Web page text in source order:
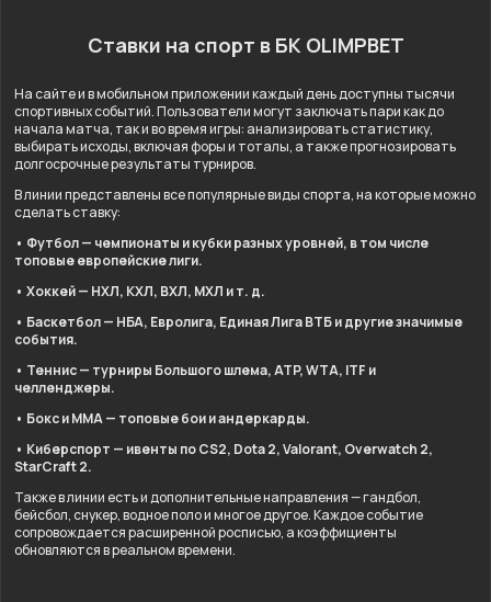
Ставки на спорт в БК OLIMPBET
На сайте и в мобильном приложении каждый день доступны тысячи
спортивных событий. Пользователи могут заключать пари как до
начала матча, так и во время игры: анализировать статистику,
выбирать исходы, включая форы и тоталы, а также прогнозировать
долгосрочные результаты турниров.
В линии представлены все популярные виды спорта, на которые можно
сделать ставку:
• Футбол — чемпионаты и кубки разных уровней, в том числе
топовые европейские лиги.
• Хоккей — НХЛ, КХЛ, ВХЛ, МХЛ и т. д.
• Баскетбол — НБА, Евролига, Единая Лига ВТБ и другие значимые
события.
• Теннис — турниры Большого шлема, ATP, WTA, ITF и
челленджеры.
• Бокс и ММА — топовые бои и андеркарды.
• Киберспорт — ивенты по CS2, Dota 2, Valorant, Overwatch 2,
StarCraft 2.
Также в линии есть и дополнительные направления — гандбол,
бейсбол, снукер, водное поло и многое другое. Каждое событие
сопровождается расширенной росписью, а коэффициенты
обновляются в реальном времени.